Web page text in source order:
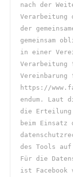
nach der
Verarbeitung
der
gemeinsam
in einer
Verarbeitung
https://
endum. Laut
die Erteilung
beim Einsatz
des Tools
Für die
ist Facebook